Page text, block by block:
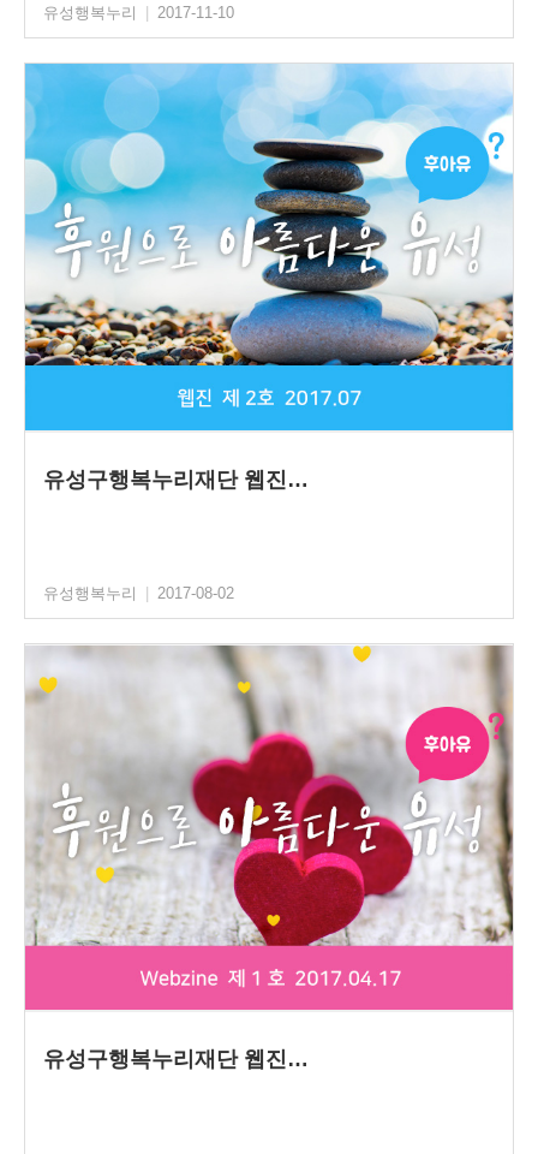
유성행복누리 2017-11-10
유성구행복누리재단 웹진…
유성행복누리 | 2017-08-02
유성구행복누리재단 웹진…